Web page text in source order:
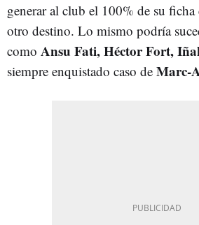
generar al club el 100% de su ficha
otro destino. Lo mismo podría
como Ansu Fati, Héctor Fort,
siempre enquistado caso de Marc-